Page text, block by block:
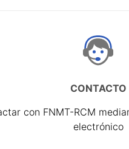
CONTACTO
con FNMT-RCM
electrónico